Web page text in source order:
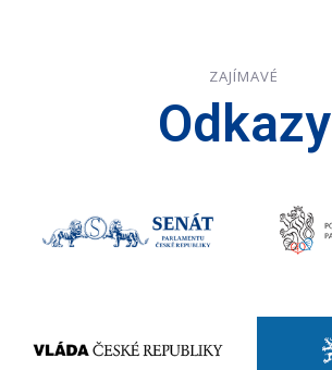
ZAJÍMAVÉ
Odkazy